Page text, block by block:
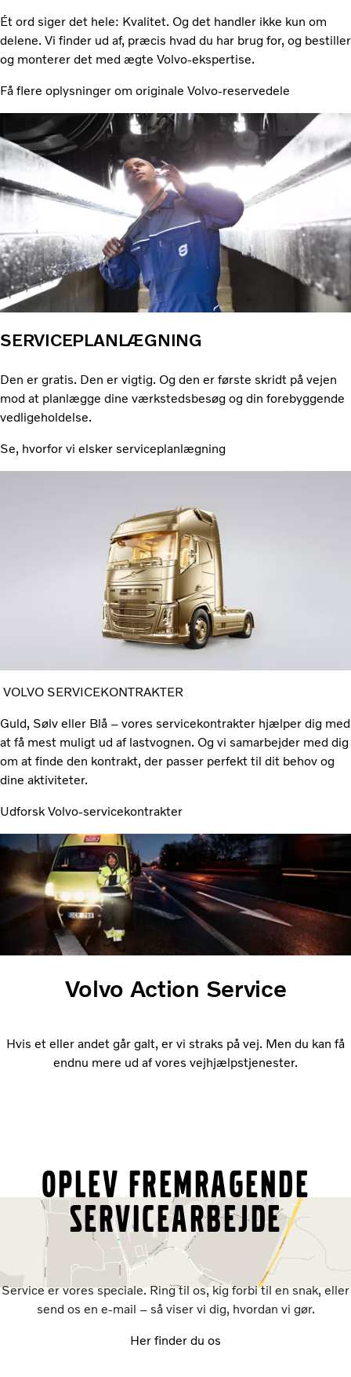
Ét ord siger det hele: Kvalitet. Og det handler ikke kun om
delene. Vi finder ud af, præcis hvad du har brug for, og bestiller
og monterer det med ægte Volvo-ekspertise.
Få flere oplysninger om originale Volvo-reservedele
SERVICEPLANLÆGNING
Den er gratis. Den er vigtig. Og den er første skridt på vejen
mod at planlægge dine værkstedsbesøg og din forebyggende
vedligeholdelse.
Se, hvorfor vi elsker serviceplanlægning
VOLVO SERVICEKONTRAKTER
Guld, Sølv eller Blå – vores servicekontrakter hjælper dig med
at få mest muligt ud af lastvognen. Og vi samarbejder med dig
om at finde den kontrakt, der passer perfekt til dit behov og
dine aktiviteter.
Udforsk Volvo-servicekontrakter
Volvo Action Service
Hvis et eller andet går galt, er vi straks på vej. Men du kan få
endnu mere ud af vores vejhjælpstjenester.
Oplev fremragende
servicearbejde
Service er vores speciale. Ring til os, kig forbi til en snak, eller
send os en e-mail – så viser vi dig, hvordan vi gør.
Her finder du os